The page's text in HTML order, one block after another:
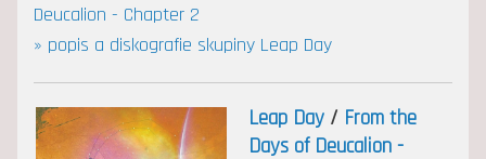
Deucalion - Chapter 2
» popis a diskografie skupiny Leap Day
Leap Day/ From the
Days of Deucalion -